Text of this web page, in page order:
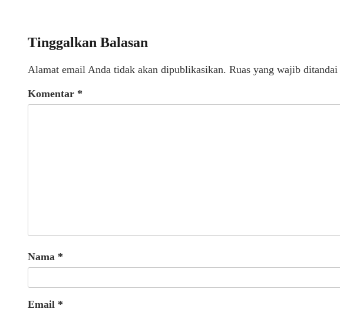
Tinggalkan Balasan
Alamat email Anda tidak akan dipublikasikan. Ruas yang wajib ditandai
Komentar *
Nama *
Email *